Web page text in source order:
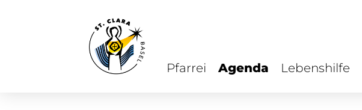
Pfarrei Agenda Lebenshilfe